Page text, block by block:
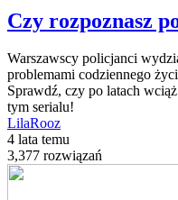
Czy rozpoznasz
Warszawscy policjanci
problemami codziennego
Sprawdź, czy po latach
tym serialu!
LilaRooz
4 lata temu
3,377 rozwiązań